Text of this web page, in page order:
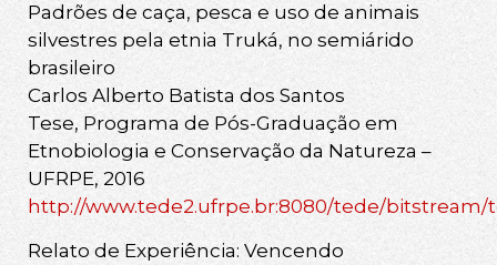
Padrões de caça, pesca e uso de animais
silvestres pela etnia Truká, no semiárido
brasileiro
Carlos Alberto Batista dos Santos
Tese, Programa de Pós-Graduação em
Etnobiologia e Conservação da Natureza –
UFRPE, 2016
http://www.tede2.ufrpe.br:8080/tede/bitstream/
Relato de Experiência: Vencendo